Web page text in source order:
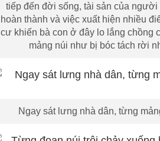
tiếp đến đời sống, tài sản của
hoàn thành và việc xuất hiện nhiều
cư khiến bà con ở đây lo lắng chồng
mảng núi như bị bóc tách rời
Ngay sát lưng nhà dân, từng